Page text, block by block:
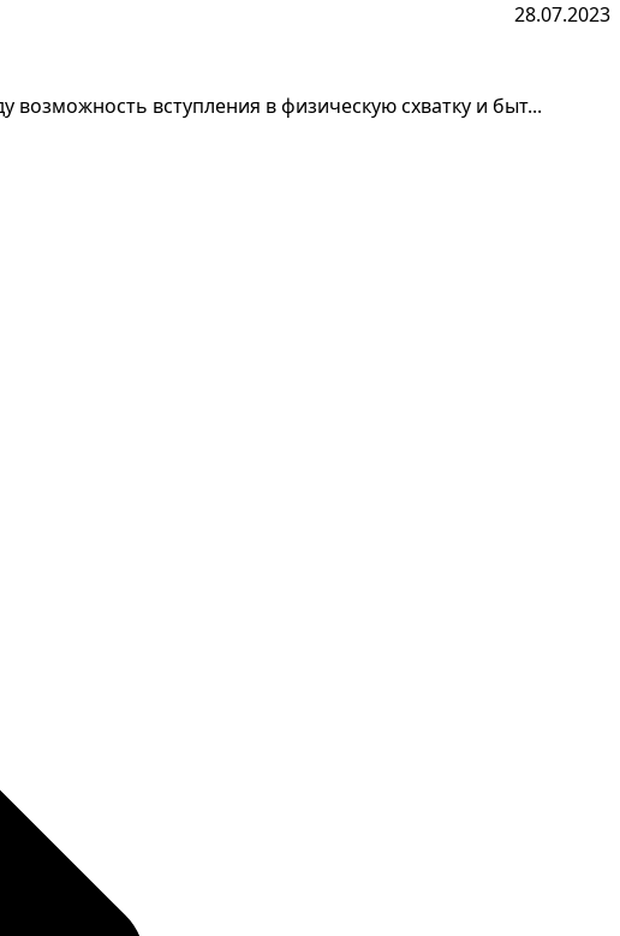
28.07.2023
возможность вступления в физическую схватку и быт...